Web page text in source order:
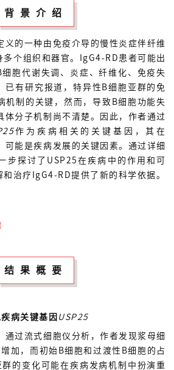
背景介绍
义的一种由免疫介导的慢性炎症伴纤维
多个组织和器官。IgG4-RD患者可能出
胞代谢失调、炎症、纤维化、免疫失
已有研究报道，特异性B细胞亚群的免
机制的关键，然而，导致B细胞功能失
体分子机制尚不清楚。因此，作者通过
作为疾病相关的关键基因，其在
可能是疾病发展的关键因素。通过详细
步探讨了USP25在疾病中的作用和可
治疗IgG4-RD提供了新的科学依据。
结果概要
病关键基因 USP25
过流式细胞仪分析，作者发现浆母细
加，而初始B细胞和过渡性B细胞的占
的变化可能在疾病发病机制中扮演重